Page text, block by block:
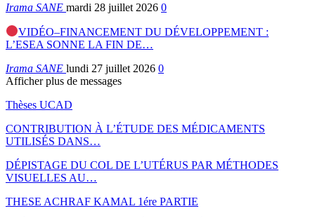
Irama SANE mardi 28 juillet 2026 0
VIDÉO–FINANCEMENT DU DÉVELOPPEMENT :
L’ESEA SONNE LA FIN DE…
Irama SANE lundi 27 juillet 2026 0
Afficher plus de messages
Thèses UCAD
CONTRIBUTION À L’ÉTUDE DES MÉDICAMENTS
UTILISÉS DANS…
DÉPISTAGE DU COL DE L’UTÉRUS PAR MÉTHODES
VISUELLES AU…
THESE ACHRAF KAMAL 1ére PARTIE